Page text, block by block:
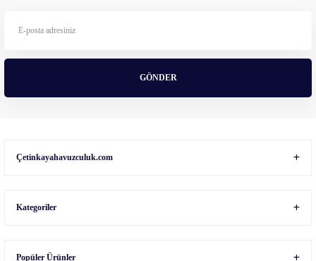
Ürün fiyatı diğer sitelerden daha pahalı.
GÖNDER
Çetinkayahavuzculuk.com
Kategoriler
Popüler Ürünler